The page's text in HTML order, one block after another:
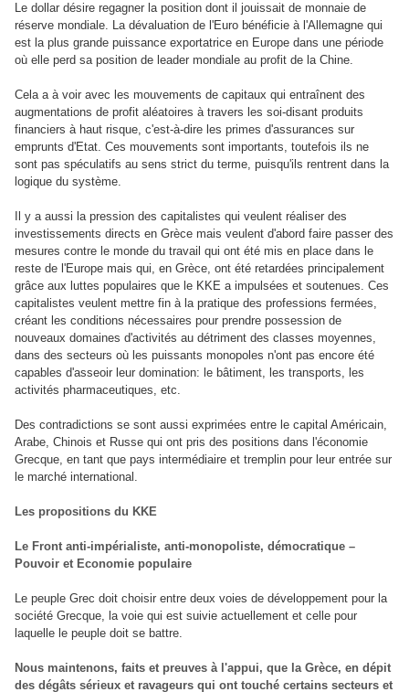
Le dollar désire regagner la position dont il jouissait de monnaie de
réserve mondiale. La dévaluation de l'Euro bénéficie à l'Allemagne qui
est la plus grande puissance exportatrice en Europe dans une période
où elle perd sa position de leader mondiale au profit de la Chine.
Cela a à voir avec les mouvements de capitaux qui entraînent des
augmentations de profit aléatoires à travers les soi-disant produits
financiers à haut risque, c'est-à-dire les primes d'assurances sur
emprunts d'Etat. Ces mouvements sont importants, toutefois ils ne
sont pas spéculatifs au sens strict du terme, puisqu'ils rentrent dans la
logique du système.
Il y a aussi la pression des capitalistes qui veulent réaliser des
investissements directs en Grèce mais veulent d'abord faire passer des
mesures contre le monde du travail qui ont été mis en place dans le
reste de l'Europe mais qui, en Grèce, ont été retardées principalement
grâce aux luttes populaires que le KKE a impulsées et soutenues. Ces
capitalistes veulent mettre fin à la pratique des professions fermées,
créant les conditions nécessaires pour prendre possession de
nouveaux domaines d'activités au détriment des classes moyennes,
dans des secteurs où les puissants monopoles n'ont pas encore été
capables d'asseoir leur domination: le bâtiment, les transports, les
activités pharmaceutiques, etc.
Des contradictions se sont aussi exprimées entre le capital Américain,
Arabe, Chinois et Russe qui ont pris des positions dans l'économie
Grecque, en tant que pays intermédiaire et tremplin pour leur entrée sur
le marché international.
Les propositions du KKE
Le Front anti-impérialiste, anti-monopoliste, démocratique –
Pouvoir et Economie populaire
Le peuple Grec doit choisir entre deux voies de développement pour la
société Grecque, la voie qui est suivie actuellement et celle pour
laquelle le peuple doit se battre.
Nous maintenons, faits et preuves à l'appui, que la Grèce, en dépit
des dégâts sérieux et ravageurs qui ont touché certains secteurs et